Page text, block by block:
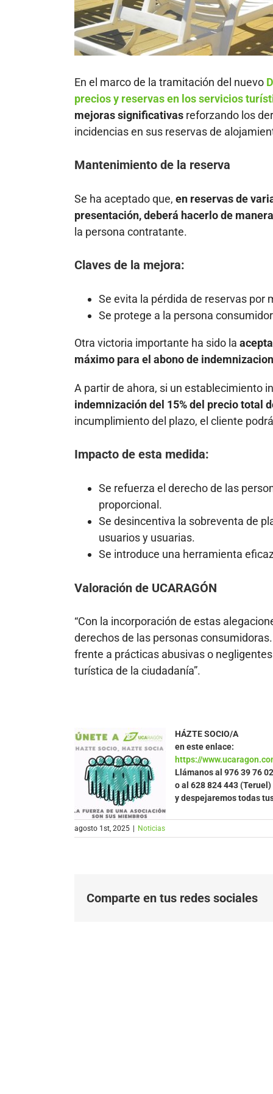
En el marco de la tramitación del nuevo
precios y reservas en los servicios
mejoras significativas reforzando los
incidencias en sus reservas de
Mantenimiento de la reserva
Se ha aceptado que, en reservas de
presentación, deberá hacerlo de
la persona contratante.
Claves de la mejora:
Se evita la pérdida de reservas
Se protege a la persona
Otra victoria importante ha sido la
máximo para el abono de
A partir de ahora, si un establecimiento
indemnización del 15% del precio total
incumplimiento del plazo, el cliente podrá
Impacto de esta medida:
Se refuerza el derecho de las
proporcional.
Se desincentiva la sobreventa de
usuarios y usuarias.
Se introduce una herramienta
Valoración de UCARAGÓN
“Con la incorporación de estas
derechos de las personas
frente a prácticas abusivas o
turística de la ciudadanía”.
HÁZTE SOCIO/A
en este enlace:
https://
Llámanos al 976 39 76
o al 628 824 443 (Teruel)
y despejaremos todas
agosto 1st, 2025 | Noticias
Comparte en tus redes sociales